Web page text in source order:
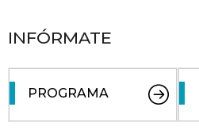
INFÓRMATE
PROGRAMA